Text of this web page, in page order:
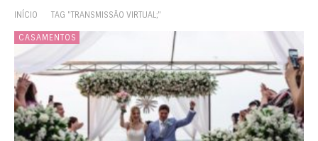
INÍCIO TAG "TRANSMISSÃO VIRTUAL;"
CASAMENTOS